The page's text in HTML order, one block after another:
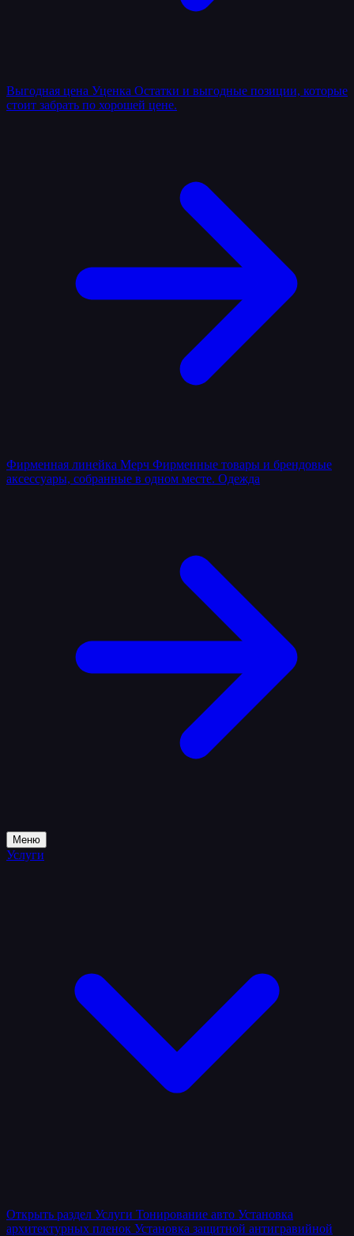
Выгодная цена Уценка Остатки и выгодные позиции, которые
стоит забрать по хорошей цене.
Фирменная линейка Мерч Фирменные товары и брендовые
аксессуары, собранные в одном месте. Одежда
Меню
Услуги
Открыть раздел Услуги Тонирование авто Установка
архитектурных пленок Установка защитной антигравийной